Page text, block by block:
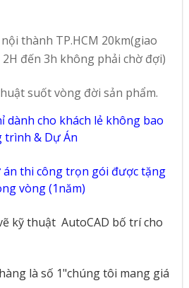
thành TP.HCM 20km(giao
đến 3h không phải chờ đợi)
suốt vòng đời sản phẩm.
dành cho khách lẻ không bao
trình & Dự Án
án thi công trọn gói được tặng
vòng (1năm)
kỹ thuật AutoCAD bố trí cho
là số 1"chúng tôi mang giá